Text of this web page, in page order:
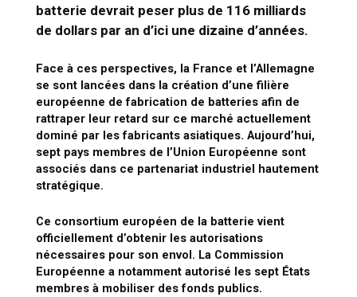
batterie devrait peser plus de 116 milliards
de dollars par an d’ici une dizaine d’années.
Face à ces perspectives, la France et l’Allemagne
se sont lancées dans la création d’une filière
européenne de fabrication de batteries afin de
rattraper leur retard sur ce marché actuellement
dominé par les fabricants asiatiques. Aujourd’hui,
sept pays membres de l’Union Européenne sont
associés dans ce partenariat industriel hautement
stratégique.
Ce consortium européen de la batterie vient
officiellement d’obtenir les autorisations
nécessaires pour son envol. La Commission
Européenne a notamment autorisé les sept États
membres à mobiliser des fonds publics.